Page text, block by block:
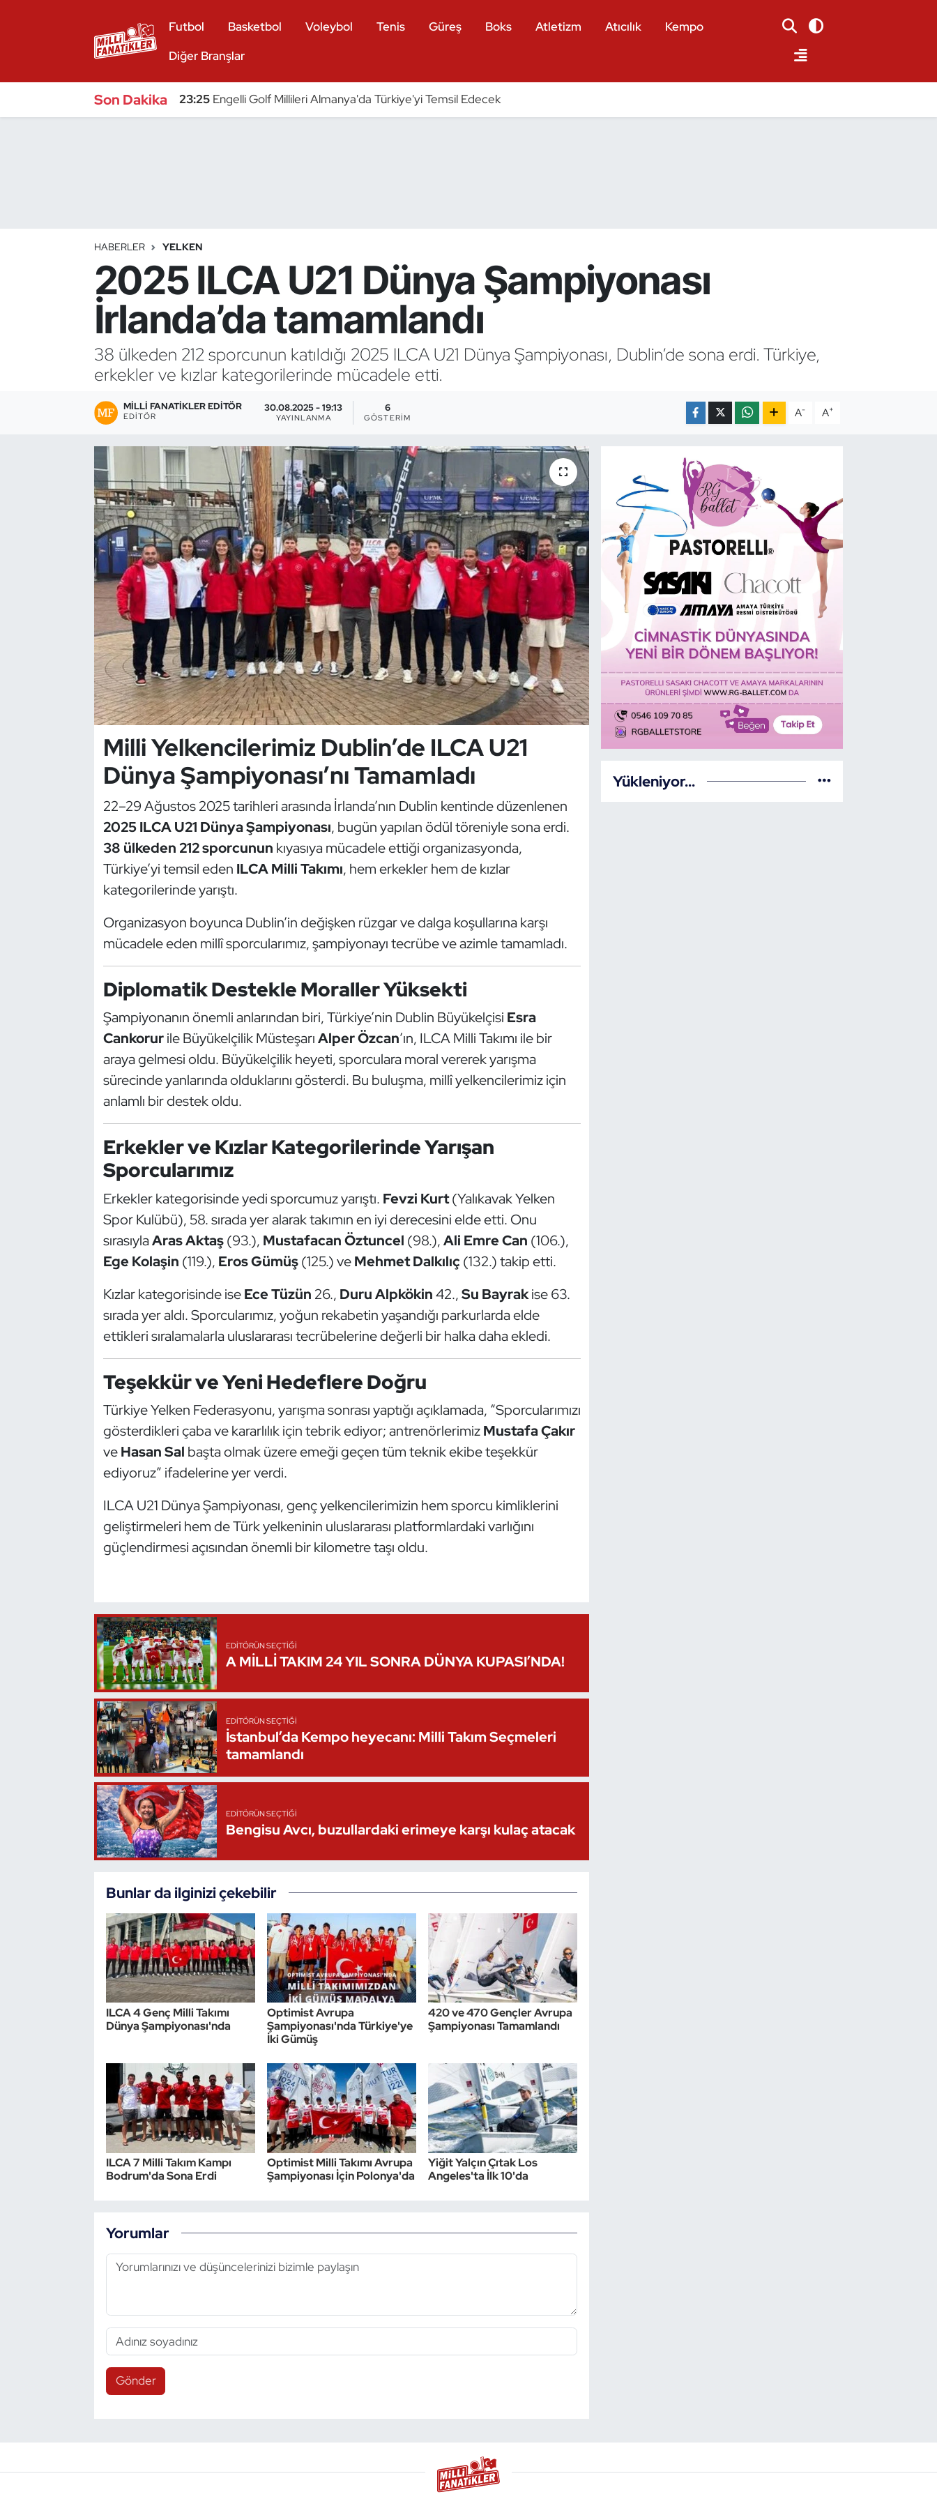
Futbol Basketbol Voleybol Tenis Güreş Boks Atletizm Atıcılık
Kempo
Diğer Branşlar
Son Dakika 23:25 Engelli Golf Millileri Almanya'da Türkiye'yi Temsil Edecek
HABERLER YELKEN
2025 ILCA U21 Dünya Şampiyonası
İrlanda’da tamamlandı
38 ülkeden 212 sporcunun katıldığı 2025 ILCA U21 Dünya Şampiyonası, Dublin’de sona erdi. Türkiye,
erkekler ve kızlar kategorilerinde mücadele etti.
MILLI FANATIKLER EDITÖR
EDITÖR
30.08.2025 - 19:13
YAYINLANMA
6
GÖSTERIM A- A+
Milli Yelkencilerimiz Dublin’de ILCA U21
Dünya Şampiyonası’nı Tamamladı
22–29 Ağustos 2025 tarihleri arasında İrlanda’nın Dublin kentinde düzenlenen
2025 ILCA U21 Dünya Şampiyonası, bugün yapılan ödül töreniyle sona erdi.
38 ülkeden 212 sporcunun kıyasıya mücadele ettiği organizasyonda,
Türkiye’yi temsil eden ILCA Milli Takımı, hem erkekler hem de kızlar
kategorilerinde yarıştı.
Organizasyon boyunca Dublin’in değişken rüzgar ve dalga koşullarına karşı
mücadele eden millî sporcularımız, şampiyonayı tecrübe ve azimle tamamladı.
Diplomatik Destekle Moraller Yüksekti
Şampiyonanın önemli anlarından biri, Türkiye’nin Dublin Büyükelçisi Esra
Cankorurile Büyükelçilik MüsteşarıAlper Özcan’ın, ILCA Milli Takımı ile bir
araya gelmesi oldu. Büyükelçilik heyeti, sporculara moral vererek yarışma
sürecinde yanlarında olduklarını gösterdi. Bu buluşma, millî yelkencilerimiz için
anlamlı bir destek oldu.
Erkekler ve Kızlar Kategorilerinde Yarışan
Sporcularımız
Erkekler kategorisinde yedi sporcumuz yarıştı. Fevzi Kurt(Yalıkavak Yelken
Spor Kulübü), 58. sırada yer alarak takımın en iyi derecesini elde etti. Onu
sırasıylaAras Aktaş(93.), Mustafacan Öztuncel (98.),Ali Emre Can (106.),
Ege Kolaşin (119.), Eros Gümüş(125.) veMehmet Dalkılıç(132.) takip etti.
Kızlar kategorisinde iseEce Tüzün 26., Duru Alpkökin42.,Su Bayrakise 63.
sırada yer aldı. Sporcularımız, yoğun rekabetin yaşandığı parkurlarda elde
ettikleri sıralamalarla uluslararası tecrübelerine değerli bir halka daha ekledi.
Teşekkür ve Yeni Hedeflere Doğru
Türkiye Yelken Federasyonu, yarışma sonrası yaptığı açıklamada, “Sporcularımızı
gösterdikleri çaba ve kararlılık için tebrik ediyor; antrenörlerimizMustafa Çakır
veHasan Sal başta olmak üzere emeği geçen tüm teknik ekibe teşekkür
ediyoruz” ifadelerine yer verdi.
ILCA U21 Dünya Şampiyonası, genç yelkencilerimizin hem sporcu kimliklerini
geliştirmeleri hem de Türk yelkeninin uluslararası platformlardaki varlığını
güçlendirmesi açısından önemli bir kilometre taşı oldu.
EDITÖRÜN SEÇTIĞI
A MİLLİ TAKIM 24 YIL SONRA DÜNYA KUPASI’NDA!
EDITÖRÜN SEÇTIĞI
İstanbul’da Kempo heyecanı: Milli Takım Seçmeleri
tamamlandı
EDITÖRÜN SEÇTIĞI
Bengisu Avcı, buzullardaki erimeye karşı kulaç atacak
Bunlar da ilginizi çekebilir
ILCA 4 Genç Milli Takımı
Dünya Şampiyonası'nda
Optimist Avrupa
Şampiyonası'nda Türkiye'ye
İki Gümüş
420 ve 470 Gençler Avrupa
Şampiyonası Tamamlandı
ILCA 7 Milli Takım Kampı
Bodrum'da Sona Erdi
Optimist Milli Takımı Avrupa
Şampiyonası İçin Polonya'da
Yiğit Yalçın Çıtak Los
Angeles'ta İlk 10'da
Yorumlar
Gönder
Yükleniyor...
Bocce Bowling Dart
Buz Hokeyi
Buz Pateni
Çim Hokeyi
Dans Sporları
Dövüş Sanatı
Hava Sporları
İşitme Engelli Sporcular
Judo ve Kuraş
Kano ve Rafting
Modern Pentatlon
Motor Sporları
Özel Sporcular
Paralimpik
Sualtı Sporları
Vücut Geliştirme Fitness
Wushu Kungfu